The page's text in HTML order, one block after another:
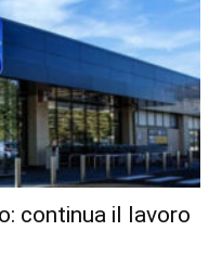
continua il lavoro